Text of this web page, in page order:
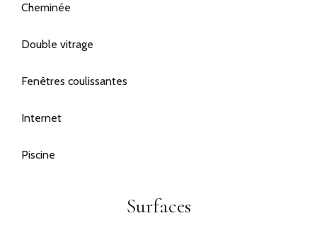
Cheminée
Double vitrage
Fenêtres coulissantes
Internet
Piscine
Surfaces